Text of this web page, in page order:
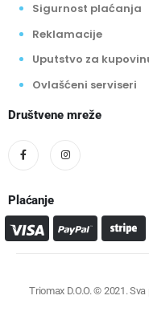
Sigurnost plaćanja
Reklamacije
Uputstvo za
Ovlašćeni serviseri
Društvene mreže
Plaćanje
Triomax D.O.O. © 2021.